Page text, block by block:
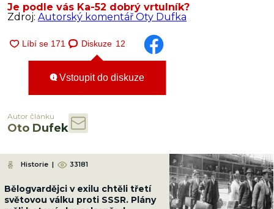
Je podle vás Ka-52 dobrý vrtulník?
Zdroj: Autorský komentář Oty Dufka
Diskuze 12
Vstoupit do diskuze
Autor článku
Oto Dufek
Historie | 33181
Bělogvardějci v exilu chtěli třetí
světovou válku proti SSSR. Plány